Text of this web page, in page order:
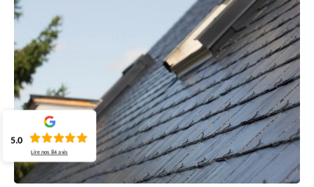
5.0
Lire nos84 avis